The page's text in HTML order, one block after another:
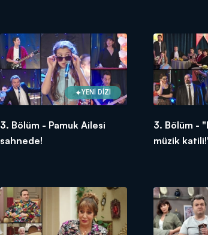
YENİ DİZİ
3. Bölüm - Pamuk Ailesi
sahnede!
3. Bölüm -
müzik